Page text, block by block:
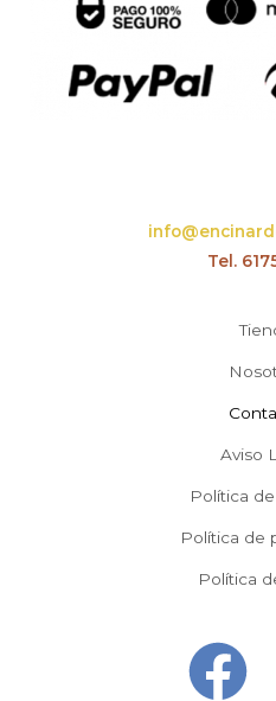
Tel.
Aviso
Política
Política de
Política